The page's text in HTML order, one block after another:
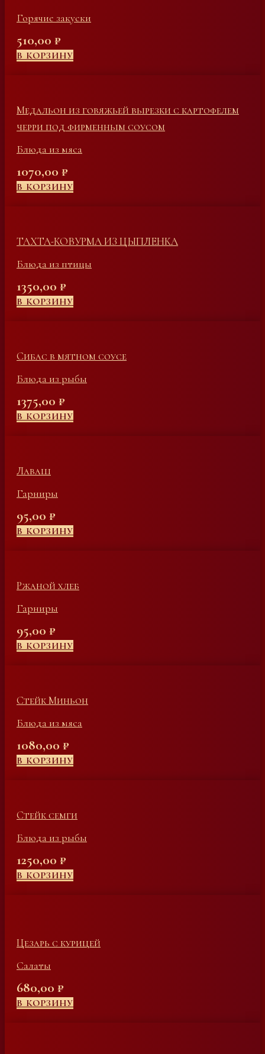
Горячие закуски
510,00 ₽
В КОРЗИНУ
Медальон из говяжьей вырезки с картофелем
черри под фирменным соусом
Блюда из мяса
1070,00 ₽
В КОРЗИНУ
ТАХТА-КОВУРМА ИЗ ЦЫПЛЕНКА
Блюда из птицы
1350,00 ₽
В КОРЗИНУ
Сибас в мятном соусе
Блюда из рыбы
1375,00 ₽
В КОРЗИНУ
Лаваш
Гарниры
95,00 ₽
В КОРЗИНУ
Ржаной хлеб
Гарниры
95,00 ₽
В КОРЗИНУ
Стейк Миньон
Блюда из мяса
1080,00 ₽
В КОРЗИНУ
Стейк семги
Блюда из рыбы
1250,00 ₽
В КОРЗИНУ
Цезарь с курицей
Салаты
680,00 ₽
В КОРЗИНУ